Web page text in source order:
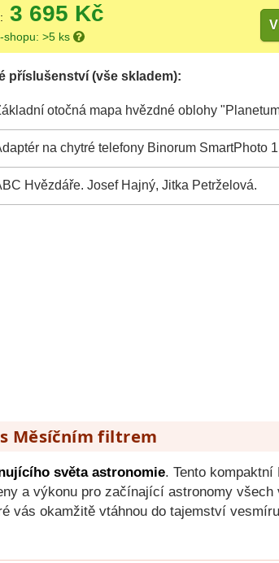
3 695 Kč
shopu: >5 ks
příslušenství (vše skladem):
otočná mapa hvězdné oblohy
na chytré telefony Binorum SmartPhoto
Hvězdáře. Josef Hajný, Jitka Petrželová.
Měsíčním filtrem
světa astronomie. Tento
a výkonu pro začínající astronomy
vás okamžitě vtáhnou do tajemství